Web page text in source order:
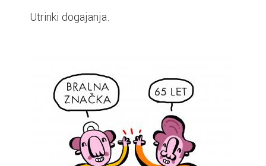
Utrinki dogajanja.